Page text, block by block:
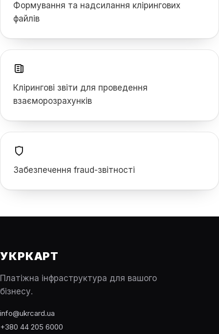
Формування та надсилання клірингових
файлів
Клірингові звіти для проведення
взаєморозрахунків
Забезпечення fraud-звітності
УКРКАРТ
Платіжна інфраструктура для вашого
бізнесу.
info@ukrcard.ua
+380 44 205 6000